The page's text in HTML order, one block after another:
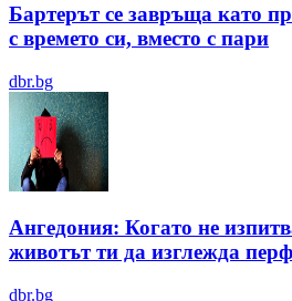
Бартерът се завръща като
с времето си, вместо с пари
dbr.bg
Ангедония: Когато не
животът ти да изглежда
dbr.bg